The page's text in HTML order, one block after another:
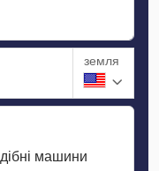
земля
машини